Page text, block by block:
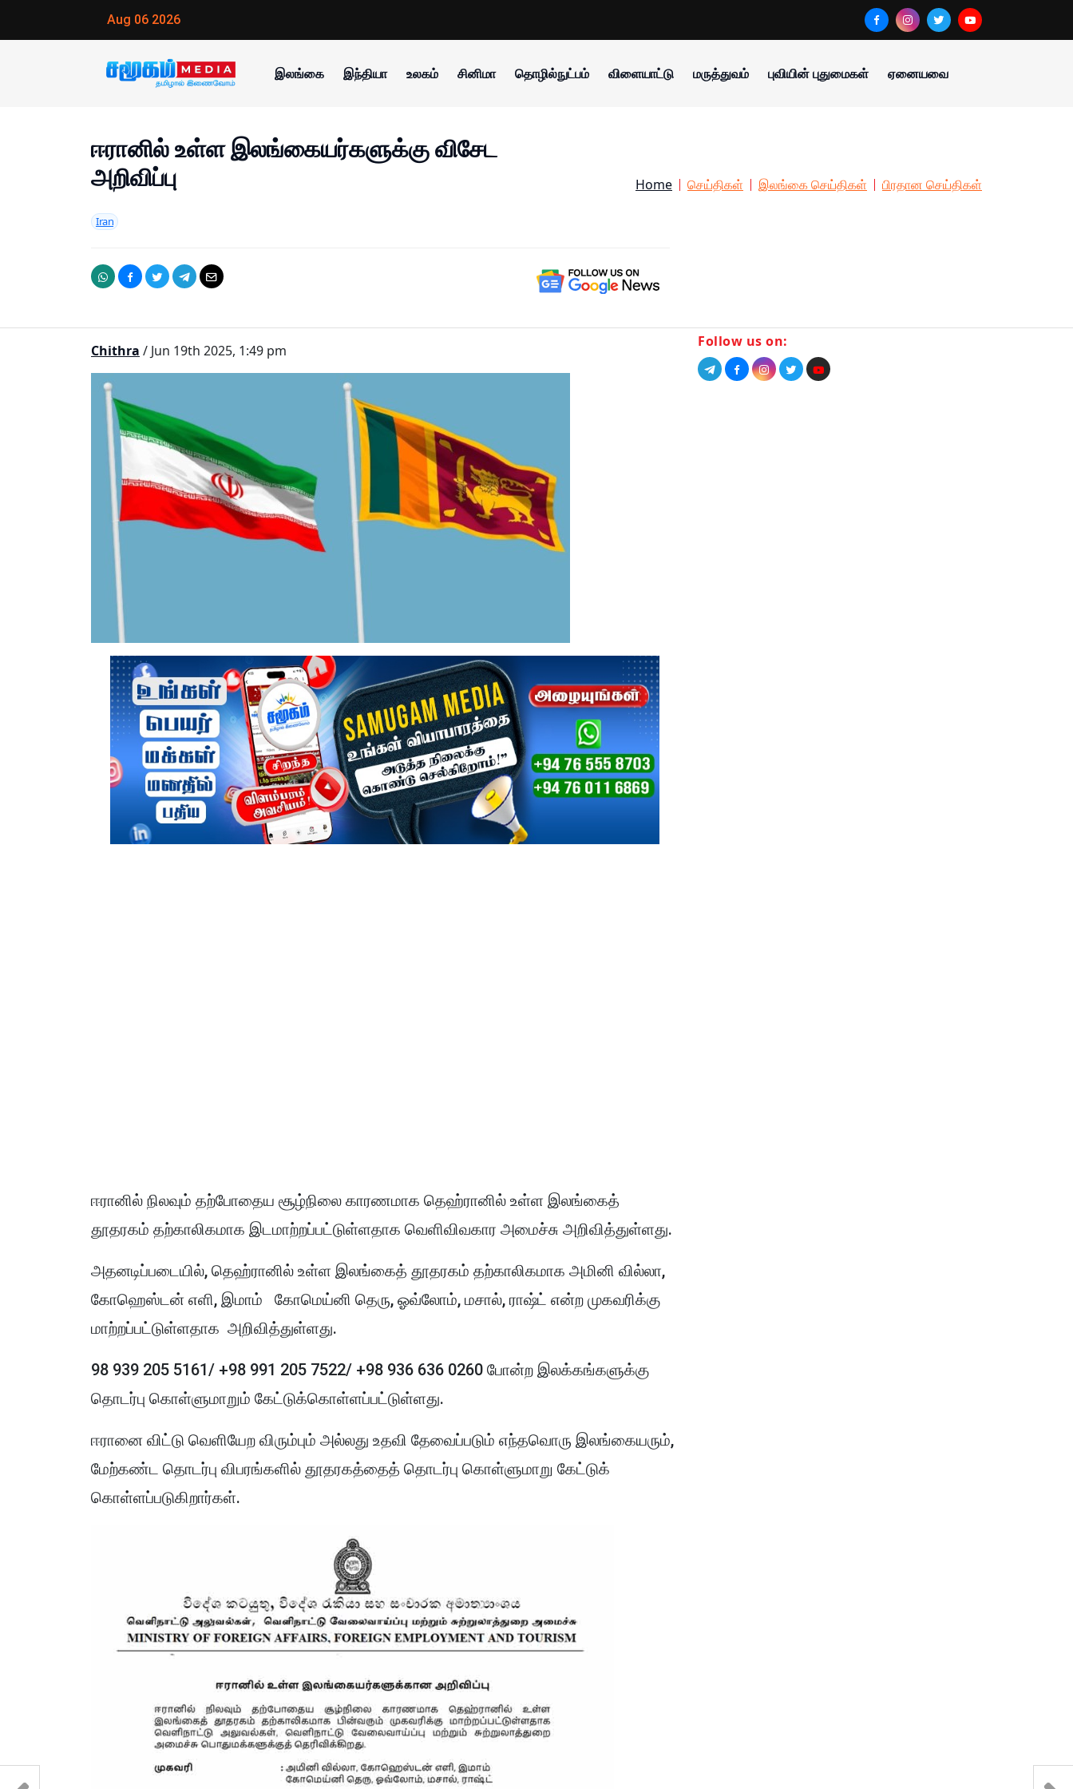
Aug 06 2026
இலங்கை இந்தியா உலகம் சினிமா தொழில்நுட்பம் விளையாட்டு மருத்துவம் புவியின் புதுமைகள் ஏனையவை
ஈரானில் உள்ள இலங்கையர்களுக்கு விசேட
அறிவிப்பு
Iran
Home செய்திகள் இலங்கை செய்திகள் பிரதான செய்திகள்
Chithra / Jun 19th 2025, 1:49 pm
ஈரானில் நிலவும் தற்போதைய சூழ்நிலை காரணமாக தெஹ்ரானில் உள்ள இலங்கைத்
தூதரகம் தற்காலிகமாக இடமாற்றப்பட்டுள்ளதாக வெளிவிவகார அமைச்சு அறிவித்துள்ளது.
அதனடிப்படையில், தெஹ்ரானில் உள்ள இலங்கைத் தூதரகம் தற்காலிகமாக அமினி வில்லா,
கோஹெஸ்டன் எளி, இமாம் கோமெய்னி தெரு, ஓவ்லோம், மசால், ராஷ்ட் என்ற முகவரிக்கு
மாற்றப்பட்டுள்ளதாக அறிவித்துள்ளது.
98 939 205 5161/ +98 991 205 7522/ +98 936 636 0260 போன்ற இலக்கங்களுக்கு
தொடர்பு கொள்ளுமாறும் கேட்டுக்கொள்ளப்பட்டுள்ளது.
ஈரானை விட்டு வெளியேற விரும்பும் அல்லது உதவி தேவைப்படும் எந்தவொரு இலங்கையரும்,
மேற்கண்ட தொடர்பு விபரங்களில் தூதரகத்தைத் தொடர்பு கொள்ளுமாறு கேட்டுக்
கொள்ளப்படுகிறார்கள்.
Follow us on: